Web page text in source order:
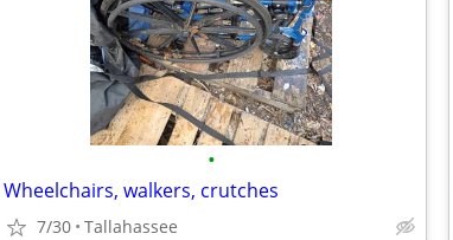
•
Wheelchairs, walkers, crutches
7/30 Tallahassee